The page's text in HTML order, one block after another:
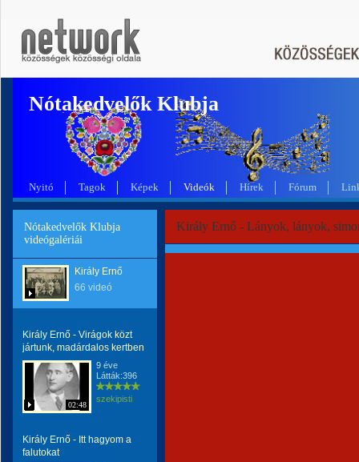
Nótakedvelők Klubja
Nyitó Tagok Képek Videók Hírek Fórum
Nótakedvelők Klubja
videógalériái
Király Ernő
66 videó
Király Ernő - Virágok közt
jártunk, madárdalos kertben
02:48
9 éve
Látták:396
szekipisti
Király Ernő - Itt hagyom a
falutokat
Király Ernő - Lányok, lányok,